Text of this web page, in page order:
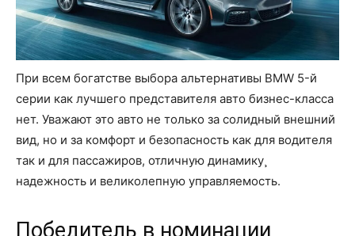
При всем богатстве выбора альтернативы BMW 5-й
серии как лучшего представителя авто бизнес-класса
нет. Уважают это авто не только за солидный внешний
вид, но и за комфорт и безопасность как для водителя
так и для пассажиров, отличную динамику¸
надежность и великолепную управляемость.
Победитель в номинации